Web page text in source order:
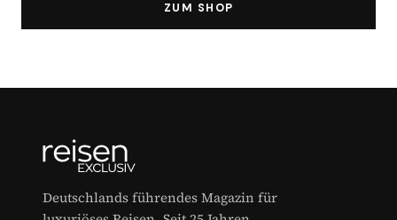
ZUM SHOP
Deutschlands führendes Magazin für